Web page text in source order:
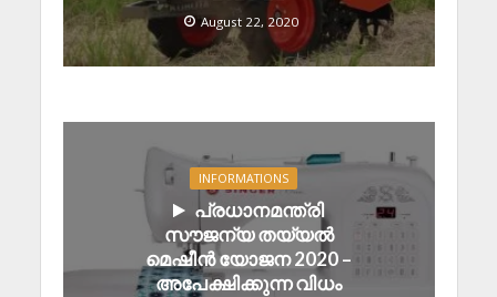
August 22, 2020
INFORMATIONS
പ്രധാനമന്ത്രി
സൗജന്യ തയ്യൽ
മെഷീൻ യോജന 2020 –
അപേക്ഷിക്കുന്ന വിധം